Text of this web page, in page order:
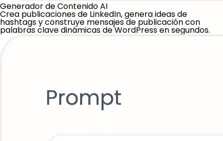
Generador de Contenido AI
Crea publicaciones de LinkedIn, genera ideas de
hashtags y construye mensajes de publicación con
palabras clave dinámicas de WordPress en segundos.